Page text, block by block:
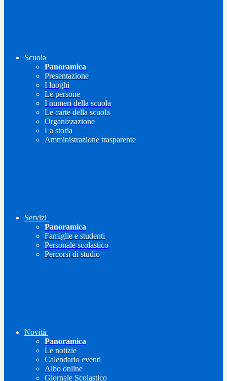
Scuola
Panoramica
Presentazione
I luoghi
Le persone
I numeri della scuola
Le carte della scuola
Organizzazione
La storia
Amministrazione trasparente
Servizi
Panoramica
Famiglie e studenti
Personale scolastico
Percorsi di studio
Novità
Panoramica
Le notizie
Calendario eventi
Albo online
Giornale Scolastico